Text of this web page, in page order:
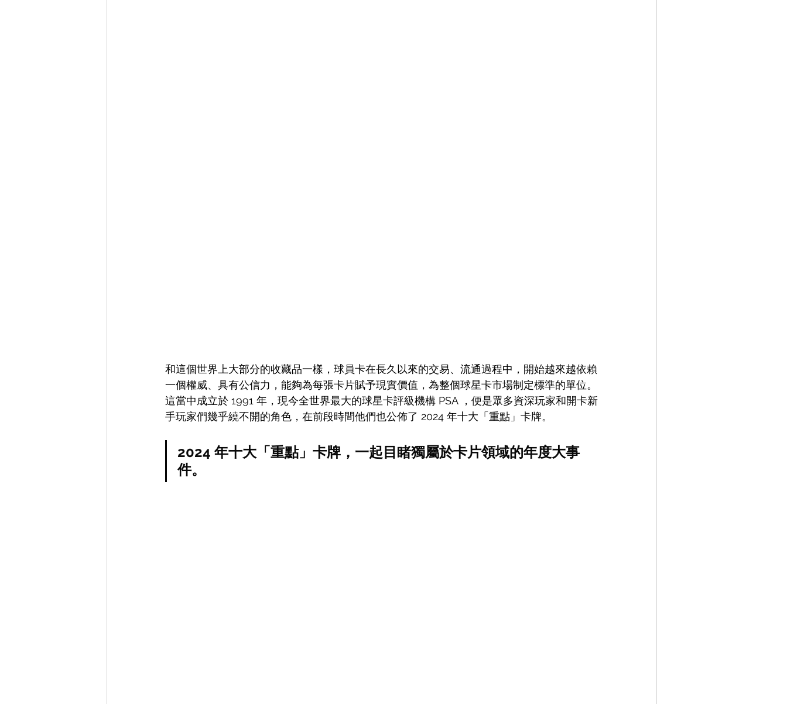
和這個世界上大部分的收藏品一樣，球員卡在長久以來的交易、流通過程中，開始越來越依賴
一個權威、具有公信力，能夠為每張卡片賦予現實價值，為整個球星卡市場制定標準的單位。
這當中成立於 1991 年，現今全世界最大的球星卡評級機構 PSA ，便是眾多資深玩家和開卡新
手玩家們幾乎繞不開的角色，在前段時間他們也公佈了 2024 年十大「重點」卡牌。
2024 年十大「重點」卡牌，一起目睹獨屬於卡片領域的年度大事
件。